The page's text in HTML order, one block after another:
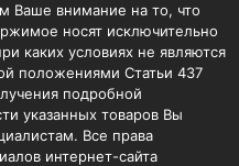
внимание на то, что
носят исключительно
каких условиях не являются
положениями Статьи 437
подробной
указанных товаров Вы
Все права
интернет-сайта